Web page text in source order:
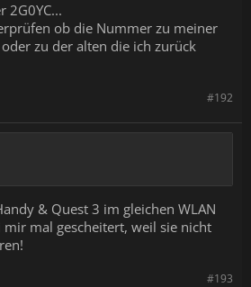
2G0YC...
ob die Nummer zu meiner
zu der alten die ich zurück
#192
& Quest 3 im gleichen WLAN
mir mal gescheitert, weil sie nicht
#193